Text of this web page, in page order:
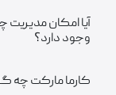
آیا امکان
وجود دارد؟
کارما مارکت چه